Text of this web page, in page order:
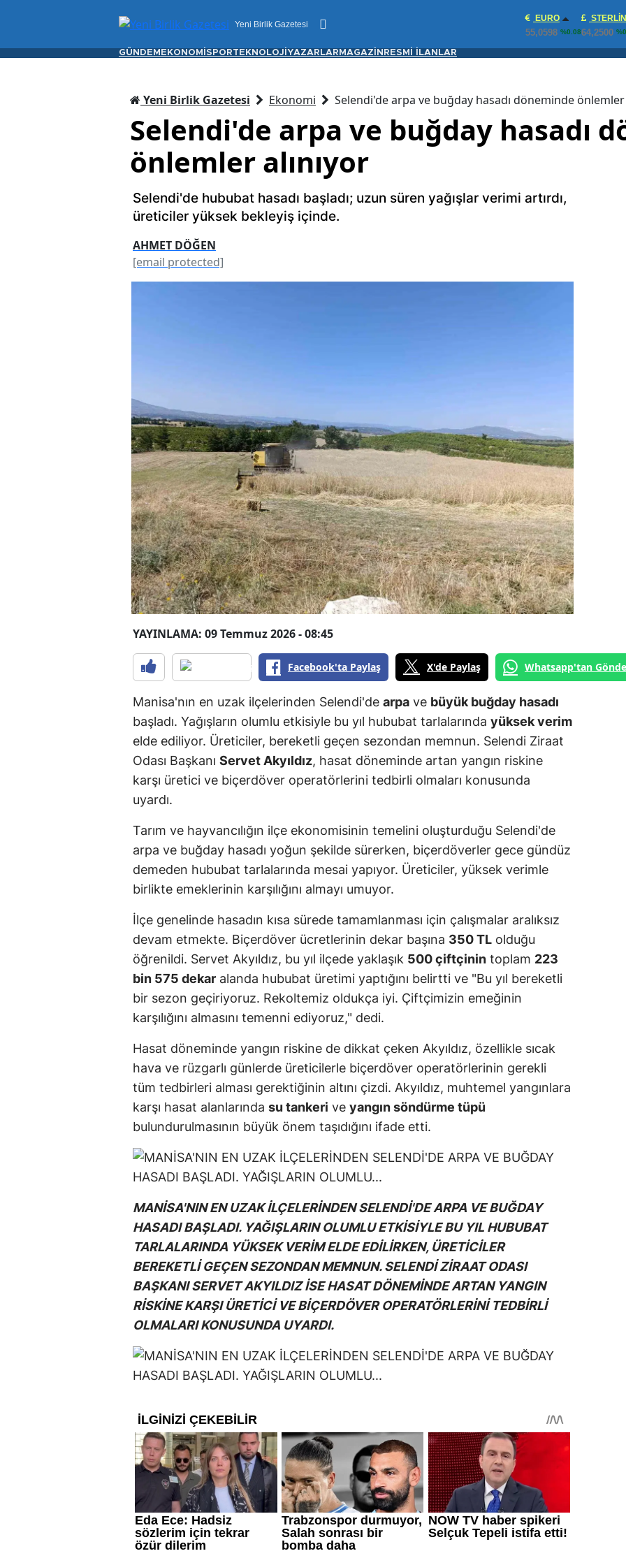
Yeni Birlik Gazetesi
EURO
55,0598 %0.08
STERLIN
64,2500
GÜNDEM EKONOMİ SPORTEKNOLOJİ YAZARLAR MAGAZİN RESMİ İLANLAR
Yeni Birlik Gazetesi Ekonomi Selendi'de arpa ve buğday hasadı döneminde önlemler
Selendi'de arpa ve buğday hasadı
önlemler alınıyor
Selendi'de hububat hasadı başladı; uzun süren yağışlar verimi artırdı,
üreticiler yüksek bekleyiş içinde.
AHMET DÖĞEN
[email protected]
YAYINLAMA: 09 Temmuz 2026 - 08:45
Facebook'ta Paylaş X'de Paylaş Whatsapp'tan
Manisa'nın en uzak ilçelerinden Selendi'de arpa ve büyük buğday hasadı
başladı. Yağışların olumlu etkisiyle bu yıl hububat tarlalarında yüksek verim
elde ediliyor. Üreticiler, bereketli geçen sezondan memnun. Selendi Ziraat
Odası Başkanı Servet Akyıldız, hasat döneminde artan yangın riskine
karşı üretici ve biçerdöver operatörlerini tedbirli olmaları konusunda
uyardı.
Tarım ve hayvancılığın ilçe ekonomisinin temelini oluşturduğu Selendi'de
arpa ve buğday hasadı yoğun şekilde sürerken, biçerdöverler gece gündüz
demeden hububat tarlalarında mesai yapıyor. Üreticiler, yüksek verimle
birlikte emeklerinin karşılığını almayı umuyor.
İlçe genelinde hasadın kısa sürede tamamlanması için çalışmalar aralıksız
devam etmekte. Biçerdöver ücretlerinin dekar başına 350 TL olduğu
öğrenildi. Servet Akyıldız, bu yıl ilçede yaklaşık 500 çiftçinin toplam 223
bin 575 dekar alanda hububat üretimi yaptığını belirtti ve "Bu yıl bereketli
bir sezon geçiriyoruz. Rekoltemiz oldukça iyi. Çiftçimizin emeğinin
karşılığını almasını temenni ediyoruz," dedi.
Hasat döneminde yangın riskine de dikkat çeken Akyıldız, özellikle sıcak
hava ve rüzgarlı günlerde üreticilerle biçerdöver operatörlerinin gerekli
tüm tedbirleri alması gerektiğinin altını çizdi. Akyıldız, muhtemel yangınlara
karşı hasat alanlarında su tankeri ve yangın söndürme tüpü
bulundurulmasının büyük önem taşıdığını ifade etti.
MANİSA'NIN EN UZAK İLÇELERİNDEN SELENDİ'DE ARPA VE BUĞDAY
HASADI BAŞLADI. YAĞIŞLARIN OLUMLU ETKİSİYLE BU YIL HUBUBAT
TARLALARINDA YÜKSEK VERİM ELDE EDİLİRKEN, ÜRETİCİLER
BEREKETLİ GEÇEN SEZONDAN MEMNUN. SELENDİ ZİRAAT ODASI
BAŞKANI SERVET AKYILDIZ İSE HASAT DÖNEMİNDE ARTAN YANGIN
RİSKİNE KARŞI ÜRETİCİ VE BİÇERDÖVER OPERATÖRLERİNİ TEDBİRLİ
OLMALARI KONUSUNDA UYARDI.